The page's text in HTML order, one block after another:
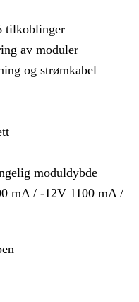
tilkoblinger
av moduler
og strømkabel
moduldybde
mA / -12V 1100 mA /